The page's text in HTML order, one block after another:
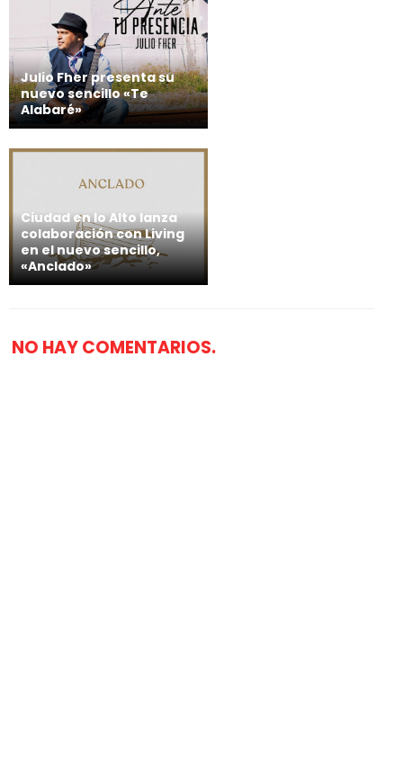
Julio Fher presenta su
nuevo sencillo «Te
Alabaré»
Ciudad en lo Alto lanza
colaboración con Living
en el nuevo sencillo,
«Anclado»
NO HAY COMENTARIOS.